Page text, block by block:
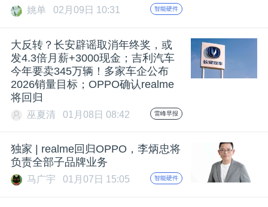
姚单 02月09日 10:31 智能硬件
大反转？长安辟谣取消年终奖，或
发4.3倍月薪+3000现金；吉利汽车
今年要卖345万辆！多家车企公布
2026销量目标；OPPO确认realme
将回归
巫夏清 01月08日 08:42 雷峰早报
独家 | realme回归OPPO，李炳忠将
负责全部子品牌业务
马广宇 01月07日 15:05 智能硬件